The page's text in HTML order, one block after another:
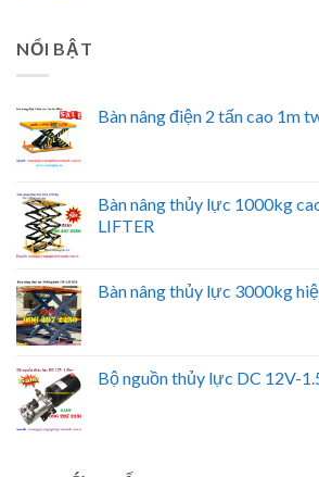
NỔI BẬT
Bàn nâng điện 2 tấn cao 1m
Bàn nâng thủy lực 1000kg
LIFTER
Bàn nâng thủy lực 3000kg
Bộ nguồn thủy lực DC 12V-